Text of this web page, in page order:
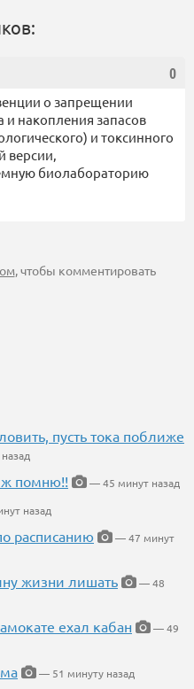
0
о запрещении
и накопления запасов
и токсинного
версии,
биолабораторию
, чтобы комментировать
пусть тока поближе
ж помню!!
— 45 минут назад
назад
расписанию
— 47 минут
жизни лишать
— 48
ехал кабан
— 49
— 51 минуту назад